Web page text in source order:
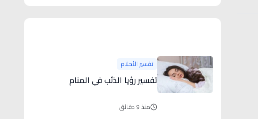
تفسير الأحلام
تفسير رؤيا الذئب في المنام
منذ 9 دقائق